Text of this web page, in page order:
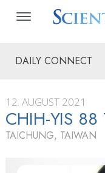
DAILY CONNECT
12. AUGUST 2021
CHIH-YIS 88
TAICHUNG, TAIWAN